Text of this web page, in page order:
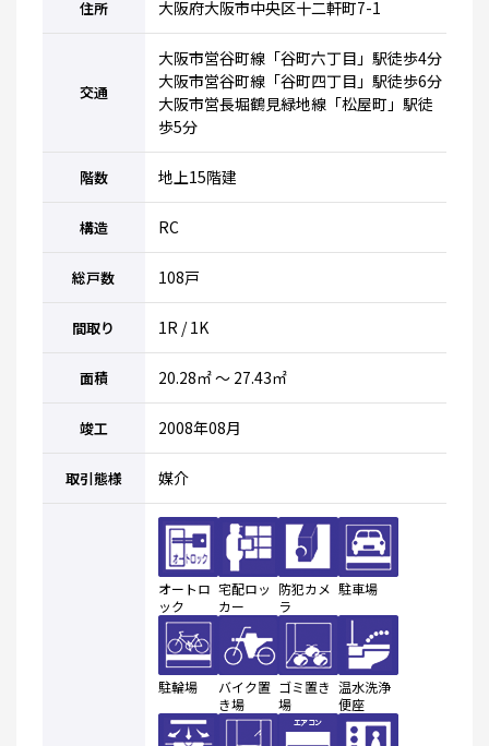
住所 大阪府大阪市中央区十二軒町7-1
交通
大阪市営谷町線「谷町六丁目」駅徒歩4分
大阪市営谷町線「谷町四丁目」駅徒歩6分
大阪市営長堀鶴見緑地線「松屋町」駅徒
歩5分
階数 地上15階建
構造 RC
総戸数 108戸
間取り 1R / 1K
面積 20.28㎡ ～ 27.43㎡
竣工 2008年08月
取引態様 媒介
オートロ
ック
宅配ロッ
カー
防犯カメ
ラ
駐車場
駐輪場
バイク置
き場
ゴミ置き
場
温水洗浄
便座